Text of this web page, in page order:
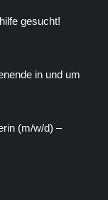
gesucht!
in und um
(m/w/d) –